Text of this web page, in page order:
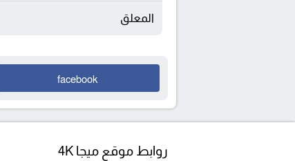
المعلق
facebook
روابط موقع ميجا 4K